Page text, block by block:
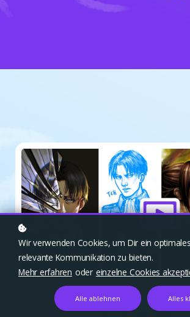
Zum Archiv gehen
Wir verwenden Cookies, um Dir ein
relevante Kommunikation zu bieten.
Mehr erfahren oder einzelne Cookies
Alle ablehnen Alles